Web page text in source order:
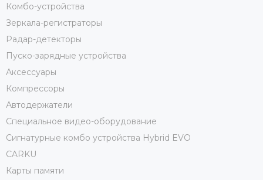
Комбо-устройства
Зеркала-регистраторы
Радар-детекторы
Пуско-зарядные устройства
Аксессуары
Компрессоры
Автодержатели
Специальное видео-оборудование
Сигнатурные комбо устройства Hybrid EVO
CARKU
Карты памяти